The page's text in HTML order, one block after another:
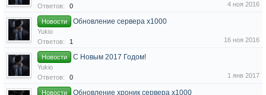
Ответов:
0 4 ноя 2016
Новости Обновление сервера х1000
Yukio
Ответов:
1 16 ноя 2016
Новости C Новым 2017 Годом!
Yukio
Ответов:
0 1 янв 2017
Новости Обновление хроник сервера х1000